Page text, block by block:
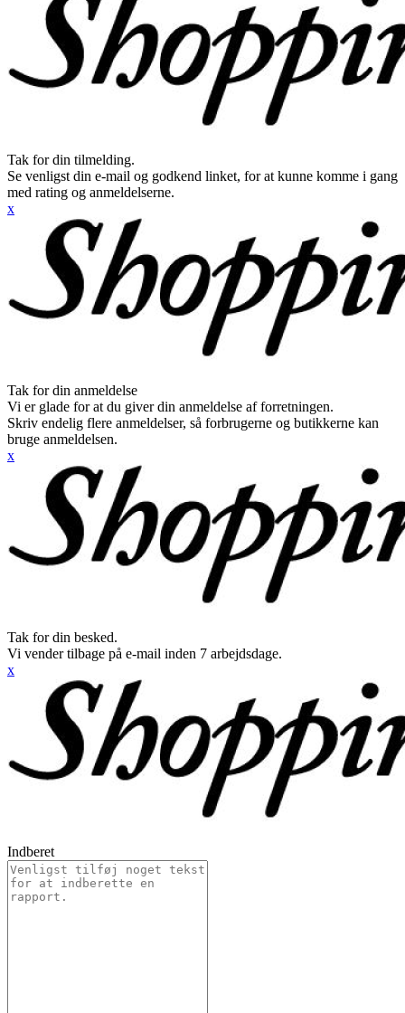
Tak for din tilmelding.
Se venligst din e-mail og godkend linket, for at kunne komme i gang
med rating og anmeldelserne.
x
Tak for din anmeldelse
Vi er glade for at du giver din anmeldelse af forretningen.
Skriv endelig flere anmeldelser, så forbrugerne og butikkerne kan
bruge anmeldelsen.
x
Tak for din besked.
Vi vender tilbage på e-mail inden 7 arbejdsdage.
x
Indberet